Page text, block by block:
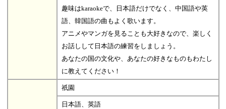
趣味はkaraokeで、日本語だけでなく、中国語や英
語、韓国語の曲もよく歌います。
アニメやマンガを見ることも大好きなので、楽しく
お話しして日本語の練習をしましょう。
あなたの国の文化や、あなたの好きなものもわたし
に教えてください！
祇園
日本語、英語